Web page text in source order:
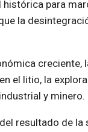
histórica para
la
creciente,
el litio, la
y minero.
resultado de